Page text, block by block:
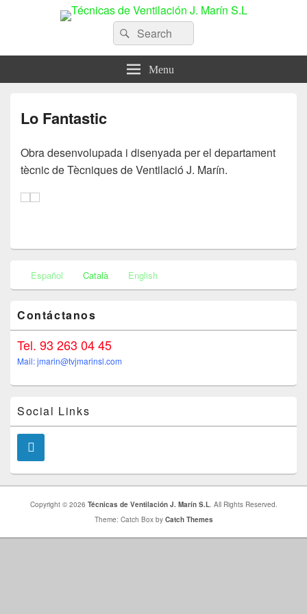
Técnicas de Ventilación J. Marín
S.L
Search
for:
Search
Menu
Lo Fantastic
Obra desenvolupada i disenyada per el departament
tècnic de Tècniques de Ventilació J. Marín.
Sidebar
Widget
Español Català English
Contáctanos
Tel. 93 263 04 45
Mail: jmarin@tvjmarinsl.com
Social Links
Copyright © 2026 Técnicas de Ventilación J. Marín S.L. All Rights Reserved.
Theme: Catch Box by Catch Themes